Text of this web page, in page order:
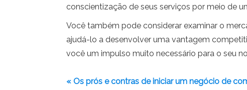
conscientização de seus serviços por meio de
Você também pode considerar examinar o
ajudá-lo a desenvolver uma vantagem
você um impulso muito necessário para o seu
« Os prós e contras de iniciar um negócio de